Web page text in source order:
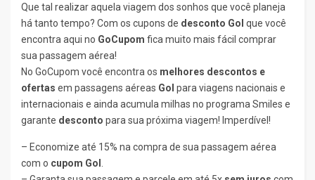
Que tal realizar aquela viagem dos sonhos que você planeja
há tanto tempo? Com os cupons de desconto Gol que você
encontra aqui no GoCupom fica muito mais fácil comprar
sua passagem aérea!
No GoCupom você encontra os melhores descontos e
ofertas em passagens aéreas Gol para viagens nacionais e
internacionais e ainda acumula milhas no programa Smiles e
garante desconto para sua próxima viagem! Imperdível!
– Economize até 15% na compra de sua passagem aérea
com o cupom Gol